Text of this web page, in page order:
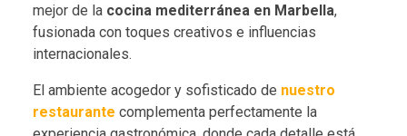
mejor de la cocina mediterránea en Marbella,
fusionada con toques creativos e influencias
internacionales.
El ambiente acogedor y sofisticado de nuestro
restaurante complementa perfectamente la